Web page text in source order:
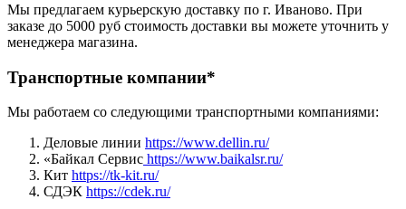
Мы предлагаем курьерскую доставку по г. Иваново. При
заказе до 5000 руб стоимость доставки вы можете уточнить у
менеджера магазина.
Транспортные компании*
Мы работаем со следующими транспортными компаниями:
Деловые линии https://www.dellin.ru/
«Байкал Сервис https://www.baikalsr.ru/
Кит https://tk-kit.ru/
СДЭК https://cdek.ru/